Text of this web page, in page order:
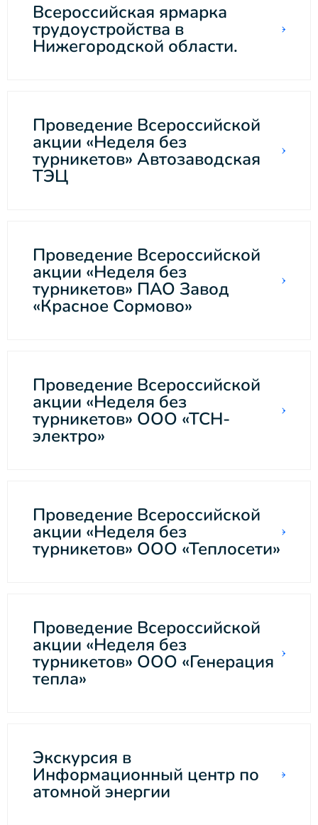
Всероссийская ярмарка
трудоустройства в
Нижегородской области.
Проведение Всероссийской
акции «Неделя без
турникетов» Автозаводская
ТЭЦ
Проведение Всероссийской
акции «Неделя без
турникетов» ПАО Завод
«Красное Сормово»
Проведение Всероссийской
акции «Неделя без
турникетов» ООО «ТСН-
электро»
Проведение Всероссийской
акции «Неделя без
турникетов» ООО «Теплосети»
Проведение Всероссийской
акции «Неделя без
турникетов» ООО «Генерация
тепла»
Экскурсия в
Информационный центр по
атомной энергии